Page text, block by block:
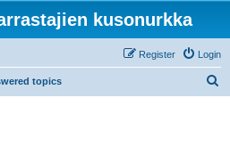
kusonurkka
Login
Register
topics